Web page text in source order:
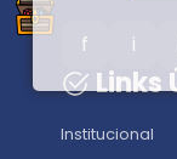
f i
Links
Institucional